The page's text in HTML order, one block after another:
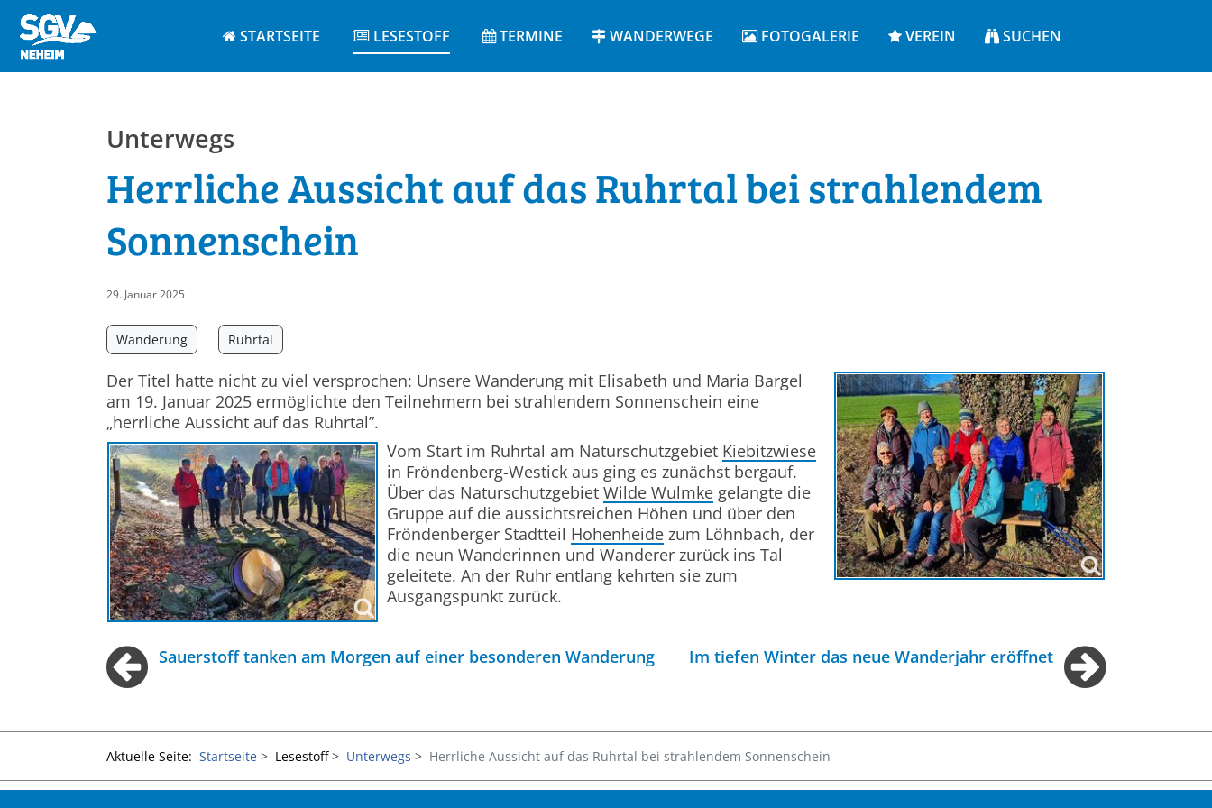
STARTSEITE LESESTOFF TERMINE WANDERWEGE FOTOGALERIE VEREIN SUCHEN
Unterwegs
Herrliche Aussicht auf das Ruhrtal bei strahlendem
Sonnenschein
29. Januar 2025
Wanderung Ruhrtal
Der Titel hatte nicht zu viel versprochen: Unsere Wanderung mit Elisabeth und Maria Bargel
am 19. Januar 2025 ermöglichte den Teilnehmern bei strahlendem Sonnenschein eine
„herrliche Aussicht auf das Ruhrtal”.
Vom Start im Ruhrtal am Naturschutzgebiet Kiebitzwiese
in Fröndenberg-Westick aus ging es zunächst bergauf.
Über das Naturschutzgebiet Wilde Wulmke gelangte die
Gruppe auf die aussichtsreichen Höhen und über den
Fröndenberger Stadtteil Hohenheide zum Löhnbach, der
die neun Wanderinnen und Wanderer zurück ins Tal
geleitete. An der Ruhr entlang kehrten sie zum
Ausgangspunkt zurück.
Sauerstoff tanken am Morgen auf einer besonderen Wanderung Im tiefen Winter das neue Wanderjahr eröffnet
Aktuelle Seite: Startseite Lesestoff Unterwegs Herrliche Aussicht auf das Ruhrtal bei strahlendem Sonnenschein